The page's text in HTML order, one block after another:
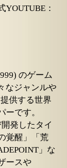
YOUTUBE：
のゲーム
なジャンルや
供する世界
ーです。
発したタイ
覚醒」「荒
」な
ースや